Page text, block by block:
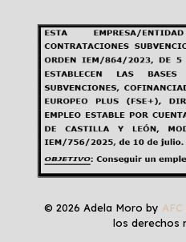
© 2026 Adela Moro by
los derechos